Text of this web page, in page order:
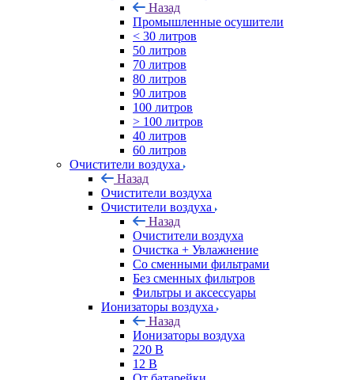
Назад
Промышленные осушители
< 30 литров
50 литров
70 литров
80 литров
90 литров
100 литров
> 100 литров
40 литров
60 литров
Очистители воздуха
Назад
Очистители воздуха
Очистители воздуха
Назад
Очистители воздуха
Очистка + Увлажнение
Cо сменными фильтрами
Без сменных фильтров
Фильтры и аксессуары
Ионизаторы воздуха
Назад
Ионизаторы воздуха
220 В
12 В